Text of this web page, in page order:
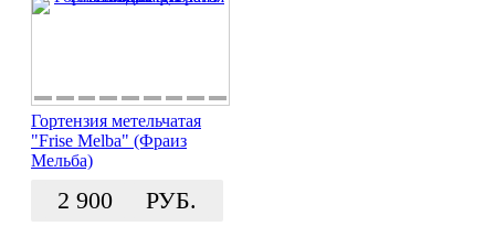
Гортензия метельчатая
"Frise Melba" (Фраиз
Мельба)
2 900 РУБ.